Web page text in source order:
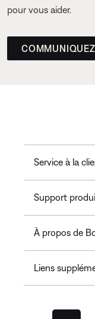
pour vous aider.
Service à la
Support
À propos de
Liens